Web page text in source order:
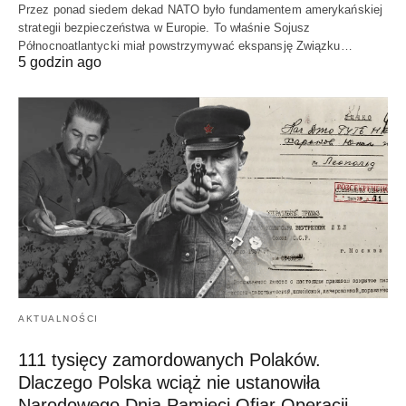
Przez ponad siedem dekad NATO było fundamentem amerykańskiej
strategii bezpieczeństwa w Europie. To właśnie Sojusz
Północnoatlantycki miał powstrzymywać ekspansję Związku…
5 godzin ago
AKTUALNOŚCI
111 tysięcy zamordowanych Polaków.
Dlaczego Polska wciąż nie ustanowiła